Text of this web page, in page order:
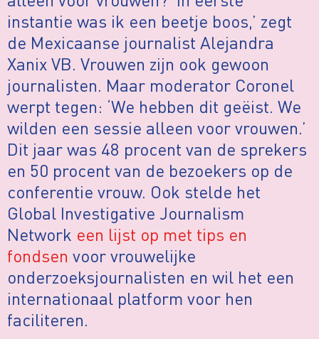
instantie was ik een beetje boos,’ zegt
de Mexicaanse journalist Alejandra
Xanix VB. Vrouwen zijn ook gewoon
journalisten. Maar moderator Coronel
werpt tegen: ‘We hebben dit geëist. We
wilden een sessie alleen voor vrouwen.’
Dit jaar was 48 procent van de sprekers
en 50 procent van de bezoekers op de
conferentie vrouw. Ook stelde het
Global Investigative Journalism
Network een lijst op met tips en
fondsen voor vrouwelijke
onderzoeksjournalisten en wil het een
internationaal platform voor hen
faciliteren.